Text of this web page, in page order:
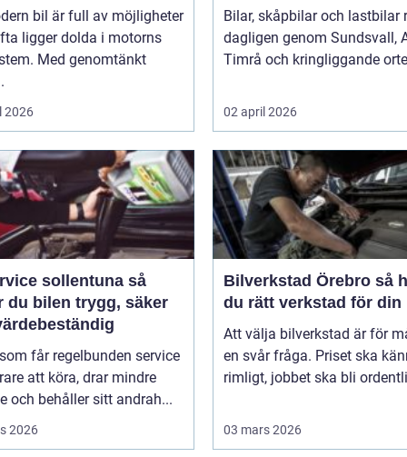
bil är full av möjligheter
ligger dolda i motorns
Med genomtänkt
2026
Bilar, skåpbilar och lastbilar
dagligen genom Sundsvall,
Timrå och kringliggande
02 april 2026
sollentuna så
du bilen trygg, säker
får regelbunden service
att köra, drar mindre
och behåller sitt andrah...
2026
Bilverkstad Örebro så hittar
du rätt verkstad för din
Att välja bilverkstad är för
en svår fråga. Priset ska
rimligt, jobbet ska bli
03 mars 2026